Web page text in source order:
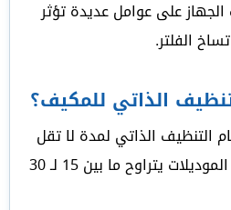
على عوامل عديدة تؤثر
الفلتر.
الذاتي للمكيف؟
التنظيف الذاتي لمدة لا تقل
عن 10 دقائق، وفي بعض الموديلات يتراوح ما بين 15 لـ 30